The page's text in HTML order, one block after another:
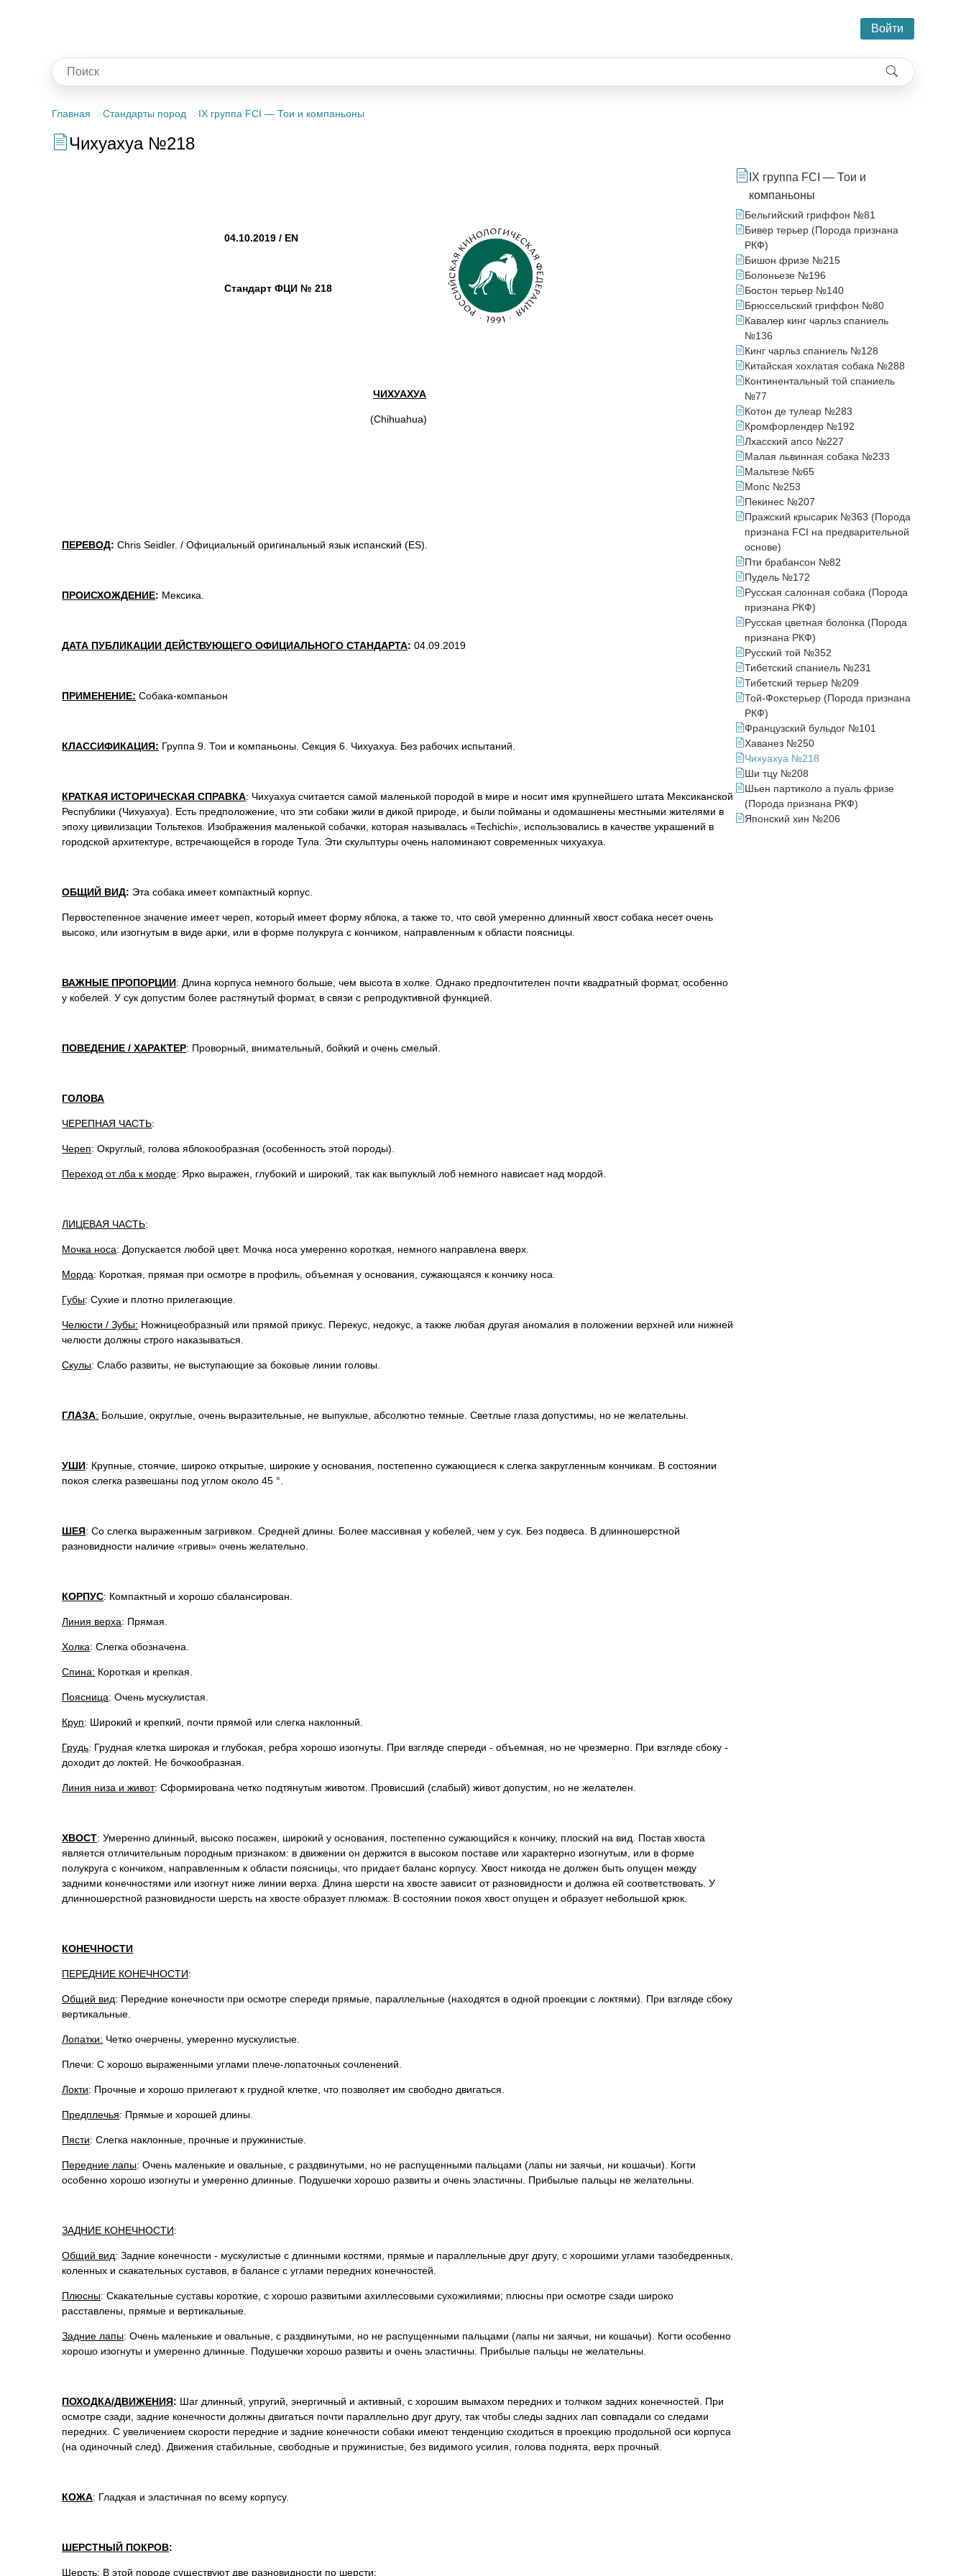
Войти
Главная Стандарты пород IX группа FCI — Тои и компаньоны
Чихуахуа №218
04.10.2019 / EN
Стандарт ФЦИ № 218
ЧИХУАХУА
(Chihuahua)
ПЕРЕВОД: Chris Seidler. / Официальный оригинальный язык испанский (ES).
ПРОИСХОЖДЕНИЕ: Мексика.
ДАТА ПУБЛИКАЦИИ ДЕЙСТВУЮЩЕГО ОФИЦИАЛЬНОГО СТАНДАРТА:04.09.2019
ПРИМЕНЕНИЕ: Собака-компаньон
КЛАССИФИКАЦИЯ: Группа 9. Тои и компаньоны. Секция 6. Чихуахуа. Без рабочих испытаний.
КРАТКАЯ ИСТОРИЧЕСКАЯ СПРАВКА: Чихуахуа считается самой маленькой породой в мире и носит имя крупнейшего штата Мексиканской
Республики (Чихуахуа). Есть предположение, что эти собаки жили в дикой природе, и были пойманы и одомашнены местными жителями в
эпоху цивилизации Тольтеков. Изображения маленькой собачки, которая называлась «Techichi», использовались в качестве украшений в
городской архитектуре, встречающейся в городе Тула. Эти скульптуры очень напоминают современных чихуахуа.
ОБЩИЙ ВИД: Эта собака имеет компактный корпус.
Первостепенное значение имеет череп, который имеет форму яблока, а также то, что свой умеренно длинный хвост собака несет очень
высоко, или изогнутым в виде арки, или в форме полукруга с кончиком, направленным к области поясницы.
ВАЖНЫЕ ПРОПОРЦИИ: Длина корпуса немного больше, чем высота в холке. Однако предпочтителен почти квадратный формат, особенно
у кобелей. У сук допустим более растянутый формат, в связи с репродуктивной функцией.
ПОВЕДЕНИЕ / ХАРАКТЕР: Проворный, внимательный, бойкий и очень смелый.
ГОЛОВА
ЧЕРЕПНАЯ ЧАСТЬ:
Череп: Округлый, голова яблокообразная (особенность этой породы).
Переход от лба к морде: Ярко выражен, глубокий и широкий, так как выпуклый лоб немного нависает над мордой.
ЛИЦЕВАЯ ЧАСТЬ:
Мочка носа: Допускается любой цвет. Мочка носа умеренно короткая, немного направлена вверх.
Морда: Короткая, прямая при осмотре в профиль, объемная у основания, сужающаяся к кончику носа.
Губы: Сухие и плотно прилегающие.
Челюсти / Зубы: Ножницеобразный или прямой прикус. Перекус, недокус, а также любая другая аномалия в положении верхней или нижней
челюсти должны строго наказываться.
Скулы: Слабо развиты, не выступающие за боковые линии головы.
ГЛАЗА: Большие, округлые, очень выразительные, не выпуклые, абсолютно темные. Светлые глаза допустимы, но не желательны.
УШИ: Крупные, стоячие, широко открытые, широкие у основания, постепенно сужающиеся к слегка закругленным кончикам. В состоянии
покоя слегка развешаны под углом около 45 °.
ШЕЯ: Со слегка выраженным загривком. Средней длины. Более массивная у кобелей, чем у сук. Без подвеса. В длинношерстной
разновидности наличие «гривы» очень желательно.
КОРПУС: Компактный и хорошо сбалансирован.
Линия верха: Прямая.
Холка: Слегка обозначена.
Спина: Короткая и крепкая.
Поясница: Очень мускулистая.
Круп: Широкий и крепкий, почти прямой или слегка наклонный.
Грудь: Грудная клетка широкая и глубокая, ребра хорошо изогнуты. При взгляде спереди - объемная, но не чрезмерно. При взгляде сбоку -
доходит до локтей. Не бочкообразная.
Линия низа и живот: Сформирована четко подтянутым животом. Провисший (слабый) живот допустим, но не желателен.
ХВОСТ: Умеренно длинный, высоко посажен, широкий у основания, постепенно сужающийся к кончику, плоский на вид. Постав хвоста
является отличительным породным признаком: в движении он держится в высоком поставе или характерно изогнутым, или в форме
полукруга с кончиком, направленным к области поясницы, что придает баланс корпусу. Хвост никогда не должен быть опущен между
задними конечностями или изогнут ниже линии верха. Длина шерсти на хвосте зависит от разновидности и должна ей соответствовать. У
длинношерстной разновидности шерсть на хвосте образует плюмаж. В состоянии покоя хвост опущен и образует небольшой крюк.
КОНЕЧНОСТИ
ПЕРЕДНИЕ КОНЕЧНОСТИ:
Общий вид: Передние конечности при осмотре спереди прямые, параллельные (находятся в одной проекции с локтями). При взгляде сбоку
вертикальные.
Лопатки: Четко очерчены, умеренно мускулистые.
Плечи: С хорошо выраженными углами плече-лопаточных сочленений.
Локти: Прочные и хорошо прилегают к грудной клетке, что позволяет им свободно двигаться.
Предплечья: Прямые и хорошей длины.
Пясти: Слегка наклонные, прочные и пружинистые.
Передние лапы: Очень маленькие и овальные, с раздвинутыми, но не распущенными пальцами (лапы ни заячьи, ни кошачьи). Когти
особенно хорошо изогнуты и умеренно длинные. Подушечки хорошо развиты и очень эластичны. Прибылые пальцы не желательны.
ЗАДНИЕ КОНЕЧНОСТИ:
Общий вид: Задние конечности - мускулистые с длинными костями, прямые и параллельные друг другу, с хорошими углами тазобедренных,
коленных и скакательных суставов, в балансе с углами передних конечностей.
Плюсны: Скакательные суставы короткие, с хорошо развитыми ахиллесовыми сухожилиями; плюсны при осмотре сзади широко
расставлены, прямые и вертикальные.
Задние лапы: Очень маленькие и овальные, с раздвинутыми, но не распущенными пальцами (лапы ни заячьи, ни кошачьи). Когти особенно
хорошо изогнуты и умеренно длинные. Подушечки хорошо развиты и очень эластичны. Прибылые пальцы не желательны.
ПОХОДКА/ДВИЖЕНИЯ: Шаг длинный, упругий, энергичный и активный, с хорошим вымахом передних и толчком задних конечностей. При
осмотре сзади, задние конечности должны двигаться почти параллельно друг другу, так чтобы следы задних лап совпадали со следами
передних. С увеличением скорости передние и задние конечности собаки имеют тенденцию сходиться в проекцию продольной оси корпуса
(на одиночный след). Движения стабильные, свободные и пружинистые, без видимого усилия, голова поднята, верх прочный.
КОЖА: Гладкая и эластичная по всему корпусу.
ШЕРСТНЫЙ ПОКРОВ:
Шерсть: В этой породе существуют две разновидности по шерсти:
IX группа FCI — Тои и
компаньоны
Бельгийский гриффон №81
Бивер терьер (Порода признана
РКФ)
Бишон фризе №215
Болоньезе №196
Бостон терьер №140
Брюссельский гриффон №80
Кавалер кинг чарльз спаниель
№136
Кинг чарльз спаниель №128
Китайская хохлатая собака №288
Континентальный той спаниель
№77
Котон де тулеар №283
Кромфорлендер №192
Лхасский апсо №227
Малая львинная собака №233
Мальтезе №65
Мопс №253
Пекинес №207
Пражский крысарик №363 (Порода
признана FCI на предварительной
основе)
Пти брабансон №82
Пудель №172
Русская салонная собака (Порода
признана РКФ)
Русская цветная болонка (Порода
признана РКФ)
Русский той №352
Тибетский спаниель №231
Тибетский терьер №209
Той-Фокстерьер (Порода признана
РКФ)
Французский бульдог №101
Хаванез №250
Чихуахуа №218
Ши тцу №208
Шьен партиколо а пуаль фризе
(Порода признана РКФ)
Японский хин №206